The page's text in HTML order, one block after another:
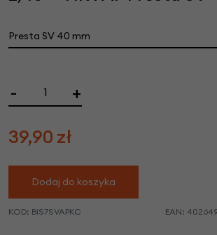
Presta SV 40 mm
- +
39,90 zł
Dodaj do koszyka
KOD: BIS7SVAPKC EAN: